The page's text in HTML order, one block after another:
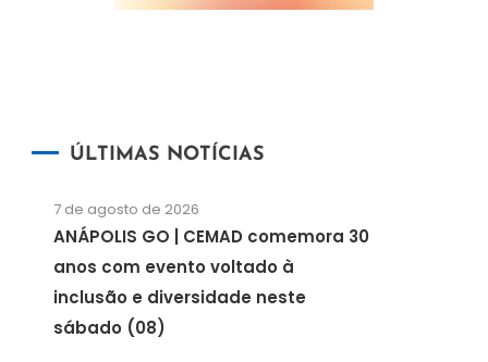
ÚLTIMAS NOTÍCIAS
7 de agosto de 2026
ANÁPOLIS GO | CEMAD comemora 30
anos com evento voltado à
inclusão e diversidade neste
sábado (08)